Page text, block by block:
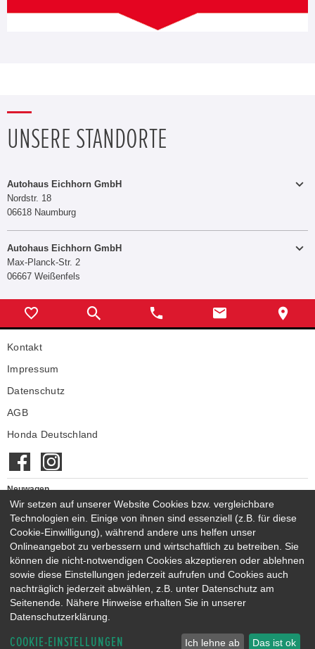
UNSERE STANDORTE
Autohaus Eichhorn GmbH
Nordstr. 18
06618 Naumburg
E-MAIL SENDEN
Montag - Freitag
09:00 - 18:00 Uhr
Werkstatt
Samstag
Autohaus Eichhorn GmbH
Max-Planck-Str. 2
06667 Weißenfels
Telefon: +49 3443 237130
Telefax:
E-MAIL SENDEN
Montag - Freitag
Montag - Freitag
Samstag
09:00 - 12:00 Uhr
Kontakt
Impressum
Datenschutz
AGB
Honda Deutschland
Neuwagen
Honda Neuwagen
Gebrauchtwagen
Honda Gebrauchtwagen
Honda Vorführwagen
Gesamtbestand
NEUWAGENMODELLE
HONDA JAZZ E:HEV
HONDA CIVIC E:HEV
HONDA ZR-V E:HEV
HONDA CR-V E:HEV & E:PHEV
Wir setzen auf unserer Website Cookies bzw. vergleichbare
Technologien ein. Einige von ihnen sind essenziell (z.B. für diese
Cookie-Einwilligung), während andere uns helfen unser
Onlineangebot zu verbessern und wirtschaftlich zu betreiben. Sie
können die nicht-notwendigen Cookies akzeptieren oder ablehnen
sowie diese Einstellungen jederzeit aufrufen und Cookies auch
nachträglich jederzeit abwählen, z.B. unter Datenschutz am
Seitenende. Nähere Hinweise erhalten Sie in unserer
Datenschutzerklärung.
COOKIE-EINSTELLUNGEN Ich lehne ab Das ist ok